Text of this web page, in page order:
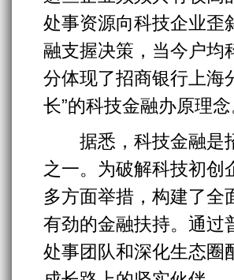
处事资源向科技企业歪
融支握决策，当今户均
分体现了招商银行上海
长”的科技金融办原理念
据悉，科技金融是招
之一。为破解科技初创
多方面举措，构建了全
有劲的金融扶持。通过
处事团队和深化生态圈